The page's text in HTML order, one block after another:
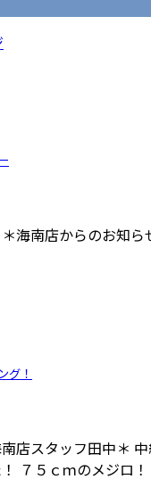
海南店からのお知
グ！
店スタッフ田中＊
７５ｃｍのメジロ